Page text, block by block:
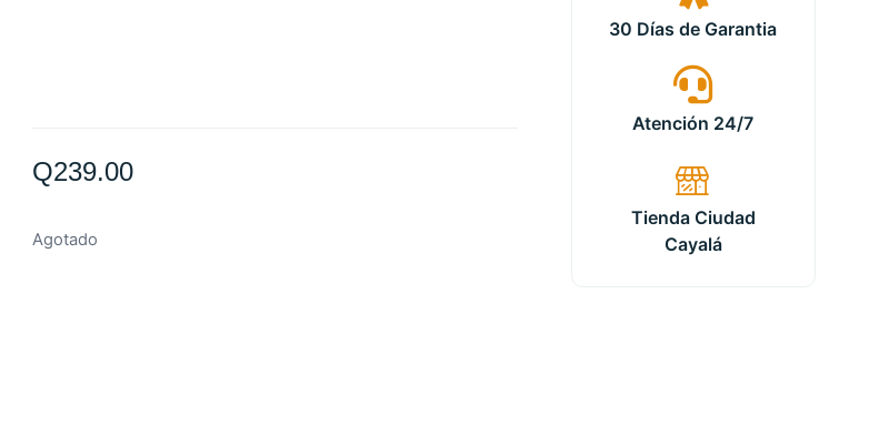
Q239.00
Agotado
30 Días de Garantia
Atención 24/7
Tienda Ciudad
Cayalá